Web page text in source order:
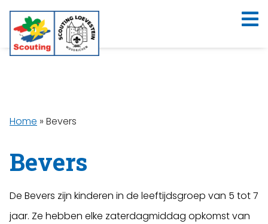
Home » Bevers
Bevers
De Bevers zijn kinderen in de leeftijdsgroep van 5 tot 7
jaar. Ze hebben elke zaterdagmiddag opkomst van